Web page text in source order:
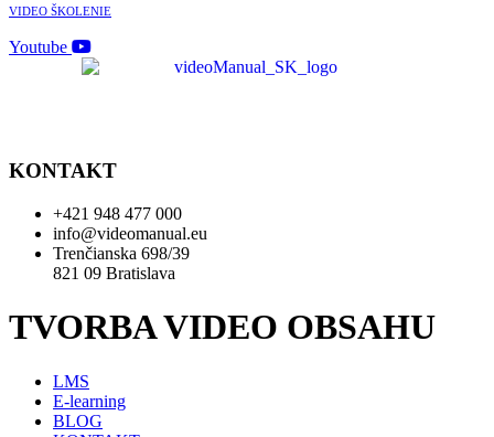
VIDEO ŠKOLENIE
Youtube
KONTAKT
+421 948 477 000
info@videomanual.eu
Trenčianska 698/39
821 09 Bratislava
TVORBA VIDEO OBSAHU
LMS
E-learning
BLOG